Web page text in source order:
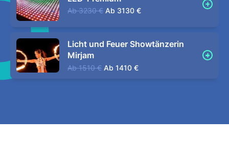
Ab 3230 € Ab 3130 €
Licht und Feuer Showtänzerin
Mirjam
Ab 1510 € Ab 1410 €